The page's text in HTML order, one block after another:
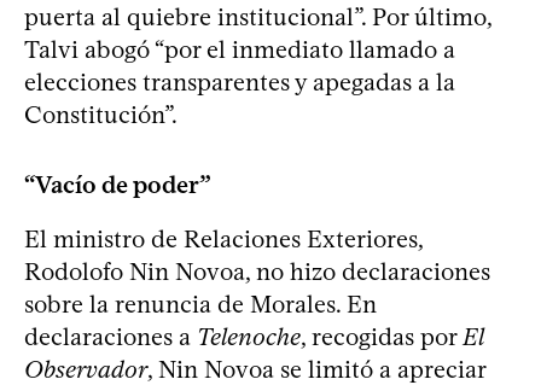
puerta al quiebre institucional”. Por último,
Talvi abogó “por el inmediato llamado a
elecciones transparentes y apegadas a la
Constitución”.
“Vacío de poder”
El ministro de Relaciones Exteriores,
Rodolofo Nin Novoa, no hizo declaraciones
sobre la renuncia de Morales. En
declaraciones a Telenoche, recogidas por El
Observador, Nin Novoa se limitó a apreciar